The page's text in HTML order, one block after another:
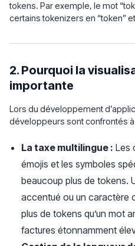
tokens. Par exemple, le mot
certains tokenizers en “token”
2. Pourquoi la
importante
Lors du développement
développeurs sont confrontés
La taxe multilingue : Les
émojis et les symboles
beaucoup plus de tokens.
accentué ou un caractère
plus de tokens qu’un mot
factures étonnamment